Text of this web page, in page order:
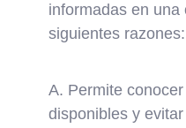
informadas en
siguientes razones:
A. Permite
disponibles y